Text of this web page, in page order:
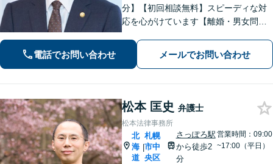
分】【初回相談無料】スピーディな対
応を心がけています【離婚・男女問
に強い【相続】分割協議や調停の実績
電話でお問い合わせ メールでお問い合わせ
松本 匡史 弁護士
松本法律事務所
北
海
道
|
札幌
市中
央区
さっぽろ駅
から徒歩2
分
営業時間：09:00
~17:00（平日）